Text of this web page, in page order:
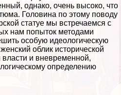
однако, очень высоко, что
Головина по этому поводу
статуе мы встречаемся с
нам попыток методами
особую идеологическую
облик исторической
и вневременной,
определению